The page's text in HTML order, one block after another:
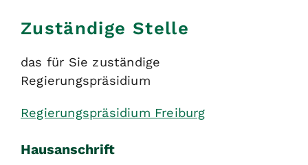
Zuständige Stelle
das für Sie zuständige
Regierungspräsidium
Regierungspräsidium Freiburg
Hausanschrift